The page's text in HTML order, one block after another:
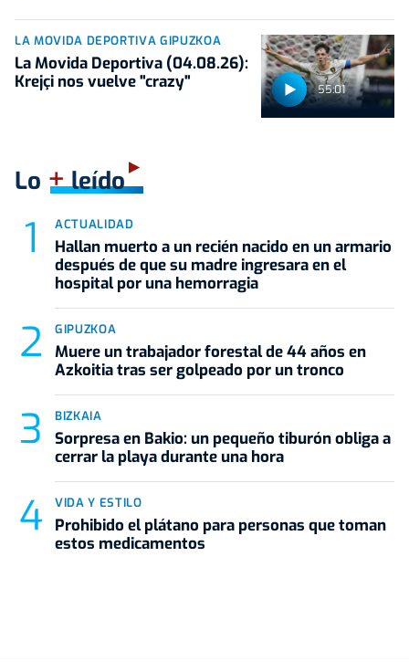
55:01
LA MOVIDA DEPORTIVA GIPUZKOA
La Movida Deportiva (04.08.26):
Krejçi nos vuelve "crazy"
Lo +leído
ACTUALIDAD
Hallan muerto a un recién nacido en un armario
después de que su madre ingresara en el
hospital por una hemorragia
GIPUZKOA
Muere un trabajador forestal de 44 años en
Azkoitia tras ser golpeado por un tronco
BIZKAIA
Sorpresa en Bakio: un pequeño tiburón obliga a
cerrar la playa durante una hora
VIDA Y ESTILO
Prohibido el plátano para personas que toman
estos medicamentos